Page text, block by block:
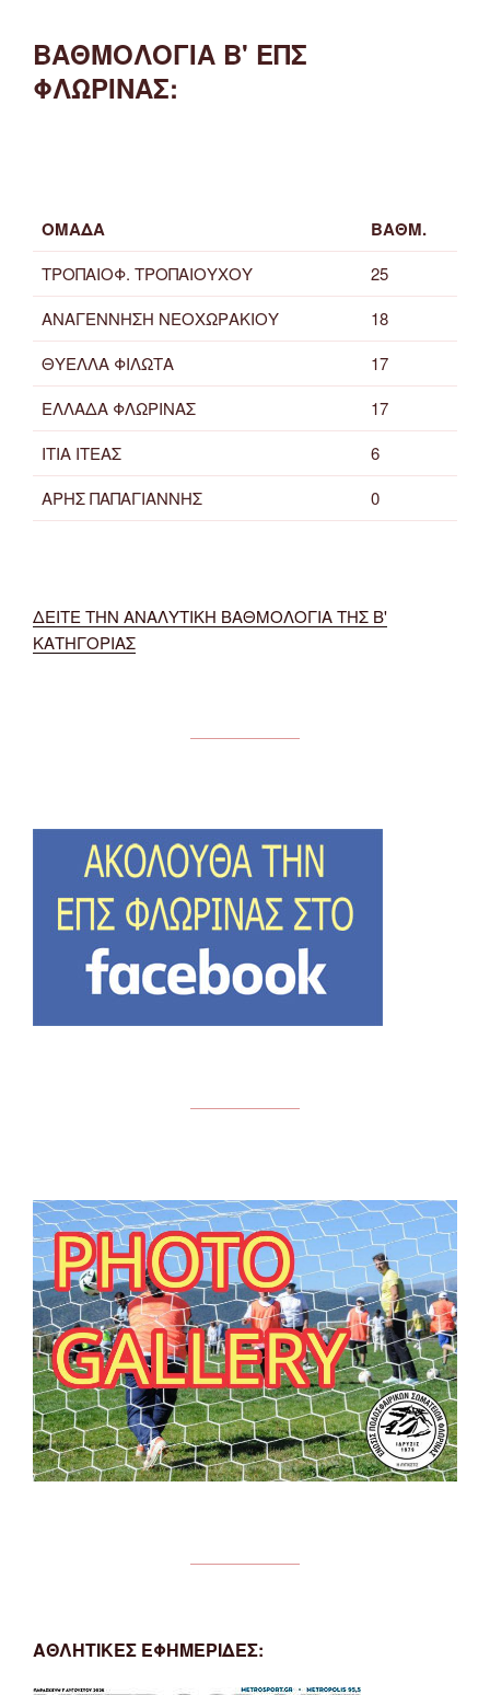
ΒΑΘΜΟΛΟΓΙΑ Β' ΕΠΣ
ΦΛΩΡΙΝΑΣ:
ΟΜΑΔΑ ΒΑΘΜ.
ΤΡΟΠΑΙΟΦ. ΤΡΟΠΑΙΟΥΧΟΥ
25
ΑΝΑΓΕΝΝΗΣΗ ΝΕΟΧΩΡΑΚΙΟΥ
18
ΘΥΕΛΛΑ ΦΙΛΩΤΑ
17
ΕΛΛΑΔΑ ΦΛΩΡΙΝΑΣ
17
ΙΤΙΑ ΙΤΕΑΣ
6
ΑΡΗΣ ΠΑΠΑΓΙΑΝΝΗΣ
0
ΔΕΙΤΕ ΤΗΝ ΑΝΑΛΥΤΙΚΗ ΒΑΘΜΟΛΟΓΙΑ ΤΗΣ Β'
ΚΑΤΗΓΟΡΙΑΣ
ΑΘΛΗΤΙΚΕΣ ΕΦΗΜΕΡΙΔΕΣ: